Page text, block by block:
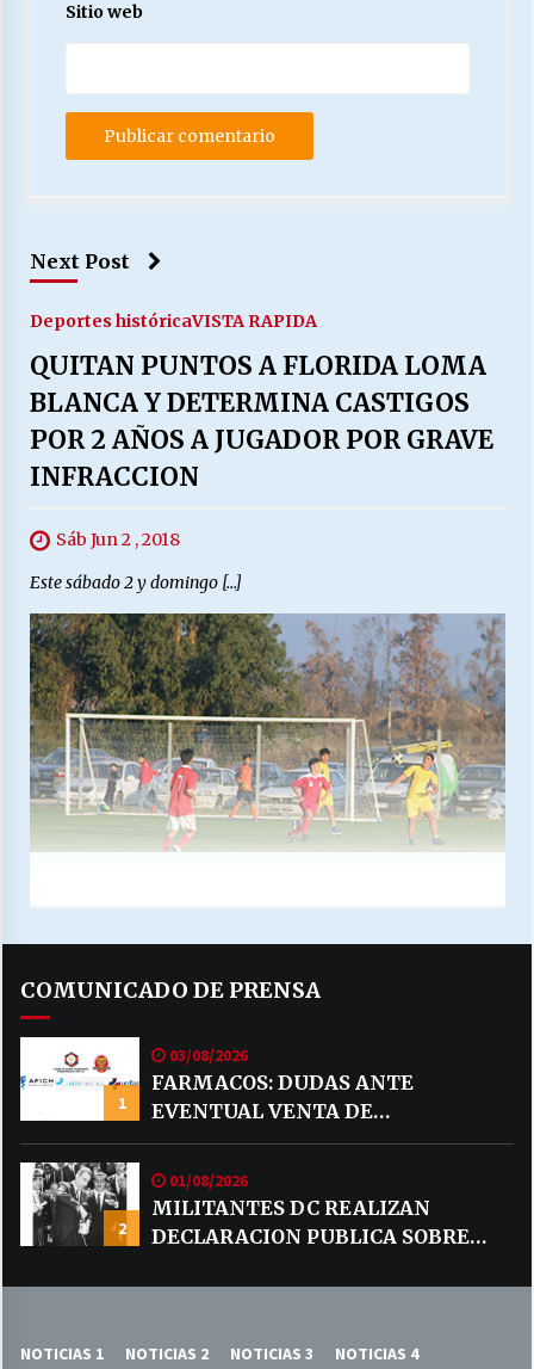
Sitio web
Next Post
Deportes históricaVISTA RAPIDA
QUITAN PUNTOS A FLORIDA LOMA
BLANCA Y DETERMINA CASTIGOS
POR 2 AÑOS A JUGADOR POR GRAVE
INFRACCION
Sáb Jun 2 , 2018
Este sábado 2 y domingo […]
COMUNICADO DE PRENSA
1
03/08/2026
FARMACOS: DUDAS ANTE
EVENTUAL VENTA DE
MEDICAMENTOS POR MERCADO
LIBRE
2
01/08/2026
MILITANTES DC REALIZAN
DECLARACION PUBLICA SOBRE
NOTICIAS 1 NOTICIAS 2 NOTICIAS 3
NOTICIAS 4